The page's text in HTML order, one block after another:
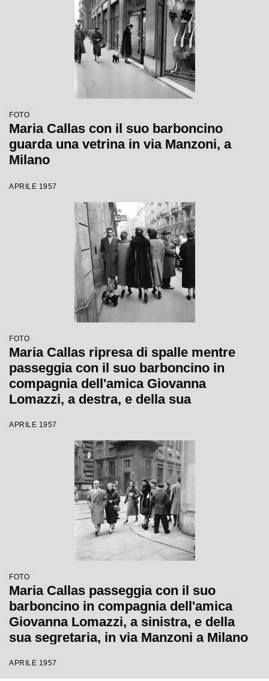
FOTO
Maria Callas con il suo barboncino
guarda una vetrina in via Manzoni, a
Milano
APRILE 1957
FOTO
Maria Callas ripresa di spalle mentre
passeggia con il suo barboncino in
compagnia dell'amica Giovanna
Lomazzi, a destra, e della sua
APRILE 1957
FOTO
Maria Callas passeggia con il suo
barboncino in compagnia dell'amica
Giovanna Lomazzi, a sinistra, e della
sua segretaria, in via Manzoni a Milano
APRILE 1957